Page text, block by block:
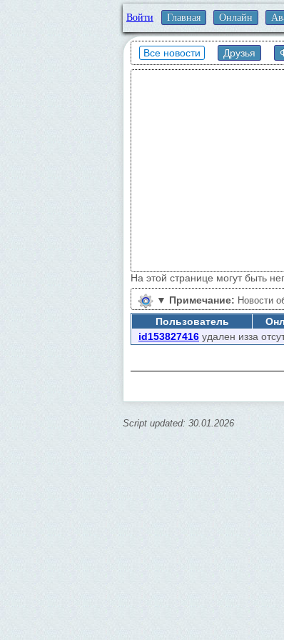
Войти Главная Онлайн
Все новости Друзья
На этой странице могут быть
▼ Примечание: Новости
Пользователь
id153827416 удален изза
Script updated: 30.01.2026